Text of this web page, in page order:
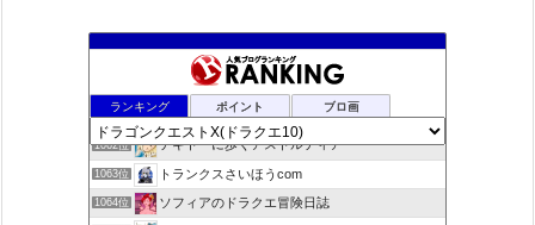
ランキング ポイント ブロ画
ドラクエ10ラウラの日常とチーム運営ブログ
1061位 デコとギュッとどわこ♪のドラクエ10冒険日記
1062位 テキトーに歩くアストルティア
1063位 トランクスさいほうcom
1064位 ソフィアのドラクエ冒険日誌